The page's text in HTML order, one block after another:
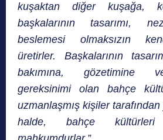
kuşaktan diğer kuşağa,
başkalarının tasarımı,
beslemesi olmaksızın
üretirler. Başkalarının
bakımına, gözetimine
gereksinimi olan bahçe
uzmanlaşmış kişiler
halde, bahçe